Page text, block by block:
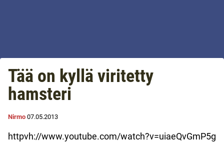
Tää on kyllä viritetty
hamsteri
Nirmo 07.05.2013
httpvh://www.youtube.com/watch?v=uiaeQvGmP5g